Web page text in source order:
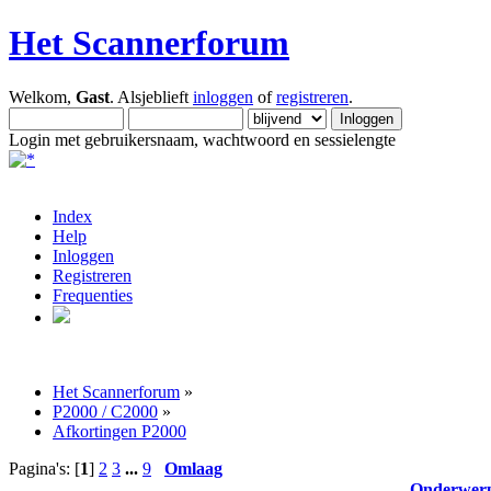
Het Scannerforum
Welkom, Gast. Alsjeblieft inloggen ofregistreren.
Login met gebruikersnaam, wachtwoord en sessielengte
Index
Help
Inloggen
Registreren
Frequenties
Het Scannerforum »
P2000 / C2000 »
Afkortingen P2000
Pagina's: [1] 2 3 ... 9
Omlaag